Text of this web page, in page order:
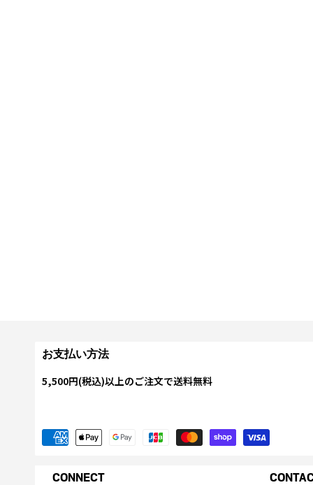
お支払い方法
5,500円(税込)以上のご注文で送料無料
CONNECT